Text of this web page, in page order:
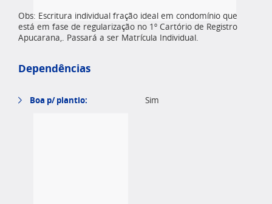
Obs: Escritura individual fração ideal em condomínio que
está em fase de regularização no 1º Cartório de Registro
Apucarana,. Passará a ser Matrícula Individual.
Dependências
Boa p/ plantio: Sim